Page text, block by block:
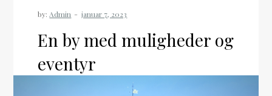
by: Admin
En by med muligheder og
eventyr